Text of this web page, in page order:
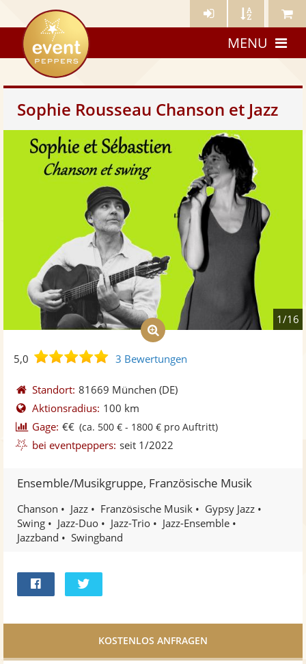
Künstler- Künstler Meine
eventpeppers
MENU
Sophie Rousseau Chanson et Jazz
1/16
5,0
5,0
5
Sternen
3 Bewertungen
Standort: 81669 München (DE)
Aktionsradius: 100 km
Gage: €€ (ca. 500 € - 1800 € pro Auftritt)
bei eventpeppers: seit 1/2022
Ensemble/Musikgruppe, Französische Musik
Chanson Jazz Französische Musik
Gypsy Jazz
Swing
Jazz-Duo Jazz-Trio
Jazz-Ensemble
Jazzband
Swingband
Facebook